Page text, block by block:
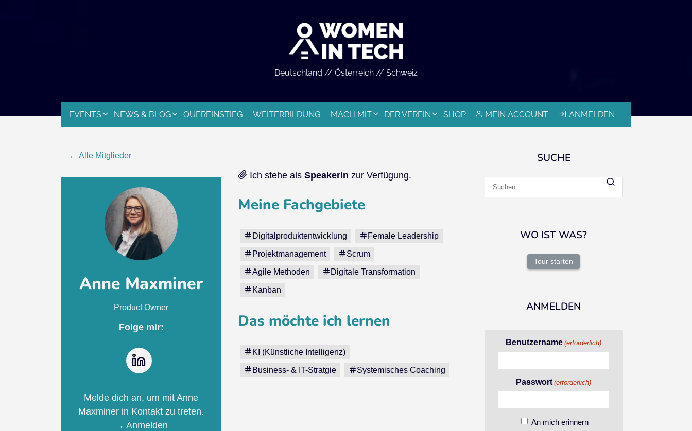
Deutschland // Österreich // Schweiz
MEIN ACCOUNT ANMELDEN
EVENTS NEWS & BLOG QUEREINSTIEG WEITERBILDUNG MACH MIT DER VEREIN SHOP
← Alle Mitglieder
Anne Maxminer
Product Owner
Folge mir:
Melde dich an, um mit Anne
Maxminer in Kontakt zu treten.
→ Anmelden
Ich stehe als Speakerin zur Verfügung.
Meine Fachgebiete
Digitalproduktentwicklung Female Leadership
Projektmanagement Scrum
Agile Methoden Digitale Transformation
Kanban
Das möchte ich lernen
KI (Künstliche Intelligenz)
Business- & IT-Stratgie Systemisches Coaching
SUCHE
nach:
WO IST WAS?
Tour starten
ANMELDEN
Benutzername (erforderlich)
Passwort (erforderlich)
An mich erinnern